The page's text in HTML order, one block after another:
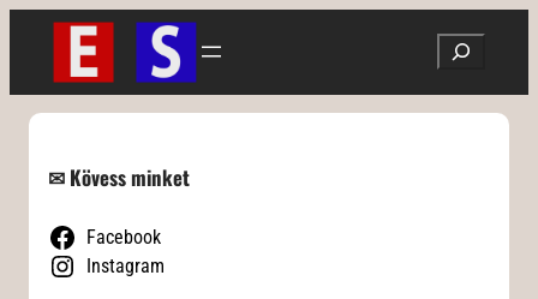
Ugrás
tartalomhoz
Search
✉ Kövess minket
Facebook
Instagram